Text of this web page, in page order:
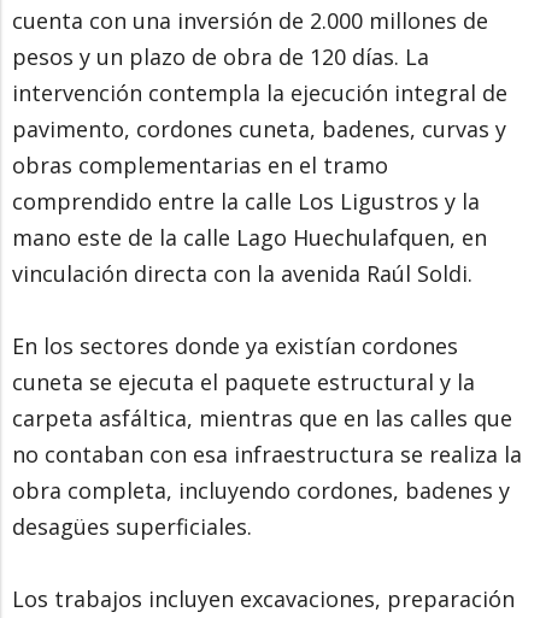
cuenta con una inversión de 2.000 millones de
pesos y un plazo de obra de 120 días. La
intervención contempla la ejecución integral de
pavimento, cordones cuneta, badenes, curvas y
obras complementarias en el tramo
comprendido entre la calle Los Ligustros y la
mano este de la calle Lago Huechulafquen, en
vinculación directa con la avenida Raúl Soldi.
En los sectores donde ya existían cordones
cuneta se ejecuta el paquete estructural y la
carpeta asfáltica, mientras que en las calles que
no contaban con esa infraestructura se realiza la
obra completa, incluyendo cordones, badenes y
desagües superficiales.
Los trabajos incluyen excavaciones, preparación